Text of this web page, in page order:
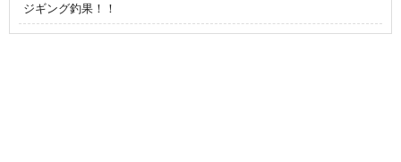
ジギング釣果！！